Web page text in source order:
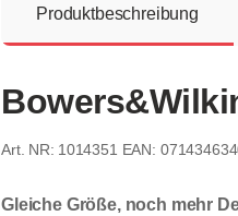
Produktbeschreibung
1014351 EAN:
Gleiche Größe, noch mehr